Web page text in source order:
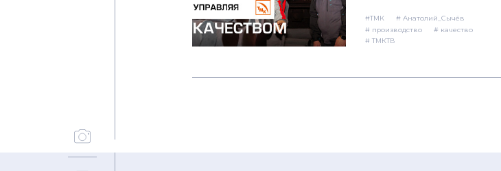
#ТМК
# Анатолий_Сычёв
# производство
# качество
# ТМКТВ